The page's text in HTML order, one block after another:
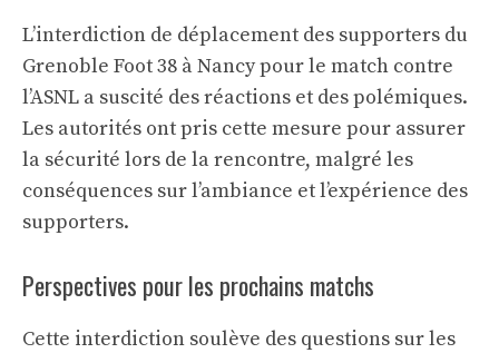
L’interdiction de déplacement des supporters du
Grenoble Foot 38 à Nancy pour le match contre
l’ASNL a suscité des réactions et des polémiques.
Les autorités ont pris cette mesure pour assurer
la sécurité lors de la rencontre, malgré les
conséquences sur l’ambiance et l’expérience des
supporters.
Perspectives pour les prochains matchs
Cette interdiction soulève des questions sur les